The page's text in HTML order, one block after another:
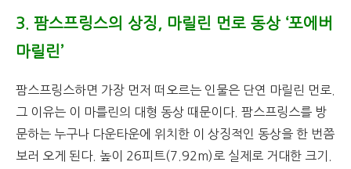
3. 팜스프링스의 상징, 마릴린 먼로 동상 ‘포에버
마릴린’
팜스프링스하면 가장 먼저 떠오르는 인물은 단연 마릴린 먼로.
그 이유는 이 마를린의 대형 동상 때문이다. 팜스프링스를 방
문하는 누구나 다운타운에 위치한 이 상징적인 동상을 한 번쯤
보러 오게 된다. 높이 26피트(7.92m)로 실제로 거대한 크기.